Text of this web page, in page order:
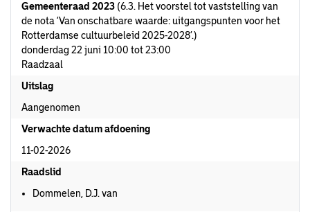
Gemeenteraad 2023 (6.3. Het voorstel tot vaststelling van
de nota ‘Van onschatbare waarde: uitgangspunten voor het
Rotterdamse cultuurbeleid 2025-2028’.)
donderdag 22 juni 10:00 tot 23:00
Raadzaal
Uitslag
Aangenomen
Verwachte datum afdoening
11-02-2026
Raadslid
Dommelen, D.J. van